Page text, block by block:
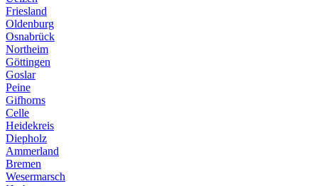
Friesland
Oldenburg
Osnabrück
Northeim
Göttingen
Goslar
Peine
Gifhorns
Celle
Heidekreis
Diepholz
Ammerland
Bremen
Wesermarsch